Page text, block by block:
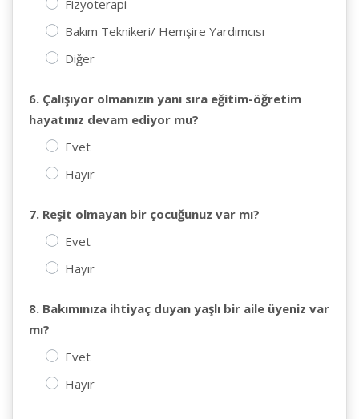
Fizyoterapi
Bakım Teknikeri/ Hemşire Yardımcısı
Diğer
6. Çalışıyor olmanızın yanı sıra eğitim-öğretim
hayatınız devam ediyor mu?
Evet
Hayır
7. Reşit olmayan bir çocuğunuz var mı?
Evet
Hayır
8. Bakımınıza ihtiyaç duyan yaşlı bir aile üyeniz var
mı?
Evet
Hayır